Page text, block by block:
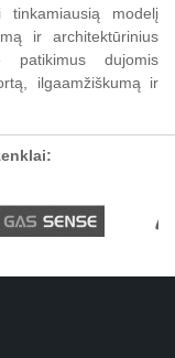
tinkamiausią modelį
ir architektūrinius
patikimus dujomis
ilgaamžiškumą ir